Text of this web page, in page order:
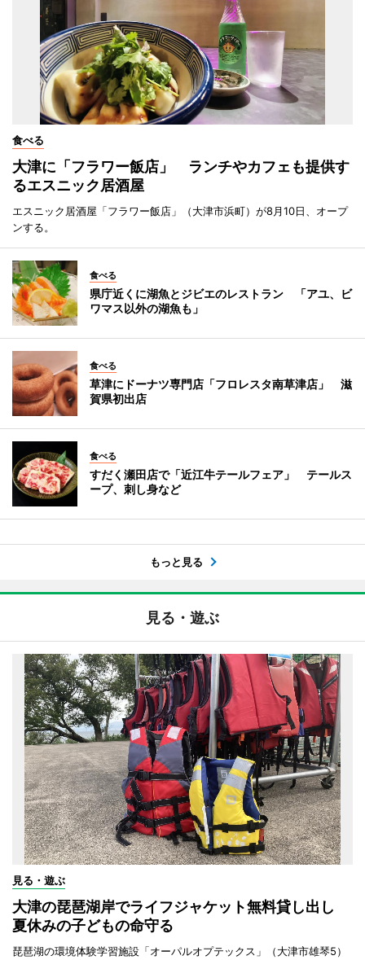
食べる
大津に「フラワー飯店」 ランチやカフェも提供す
るエスニック居酒屋
エスニック居酒屋「フラワー飯店」（大津市浜町）が8月10日、オープ
ンする。
食べる
県庁近くに湖魚とジビエのレストラン 「アユ、ビ
ワマス以外の湖魚も」
食べる
草津にドーナツ専門店「フロレスタ南草津店」 滋
賀県初出店
食べる
すだく瀬田店で「近江牛テールフェア」 テールス
ープ、刺し身など
もっと見る
見る・遊ぶ
見る・遊ぶ
大津の琵琶湖岸でライフジャケット無料貸し出し
夏休みの子どもの命守る
琵琶湖の環境体験学習施設「オーパルオプテックス」（大津市雄琴5）